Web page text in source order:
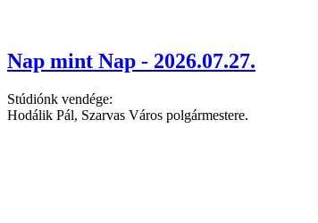
Nap mint Nap - 2026.07.27.
Stúdiónk vendége:
Hodálik Pál, Szarvas Város polgármestere.